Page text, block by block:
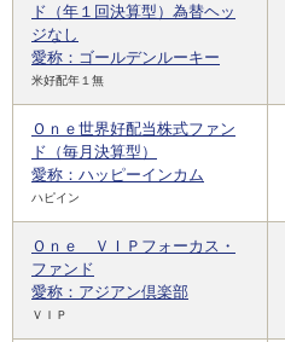
ド（年１回決算型）為替ヘッ
ジなし
愛称：ゴールデンルーキー
米好配年１無
Ｏｎｅ世界好配当株式ファン
ド（毎月決算型）
愛称：ハッピーインカム
ハピイン
Ｏｎｅ ＶＩＰフォーカス・
ファンド
愛称：アジアン倶楽部
ＶＩＰ